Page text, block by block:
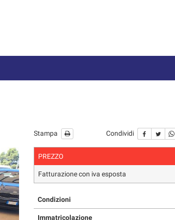
Stampa Condividi
PREZZO
Fatturazione con iva esposta
Condizioni
Immatricolazione